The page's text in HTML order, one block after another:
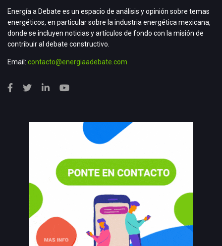
Energía a Debate es un espacio de análisis y opinión sobre temas
energéticos, en particular sobre la industria energética mexicana,
donde se incluyen noticias y artículos de fondo con la misión de
contribuir al debate constructivo.
Email: contacto@energiaadebate.com